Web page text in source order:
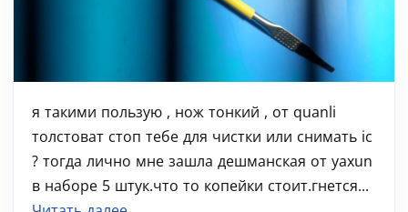
я такими пользую , нож тонкий , от quanli
толстоват стоп тебе для чистки или снимать ic
? тогда лично мне зашла дешманская от yaxun
в наборе 5 штук.что то копейки стоит.гнется...